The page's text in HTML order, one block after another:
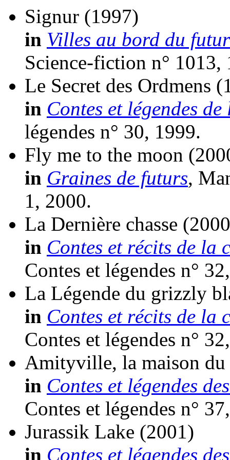
Signur (1997)
in Villes au bord du futur
Science-fiction n° 1013,
Le Secret des Ordmens
in Contes et légendes
légendes n° 30, 1999.
Fly me to the moon
in Graines de futurs,
1, 2000.
La Dernière chasse
in Contes et récits de la
Contes et légendes n°
La Légende du grizzly
in Contes et récits de la
Contes et légendes n°
Amityville, la maison du
in Contes et légendes
Contes et légendes n°
Jurassik Lake (2001)
in Contes et légendes